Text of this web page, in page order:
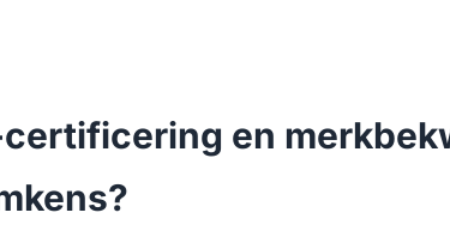
certificering en